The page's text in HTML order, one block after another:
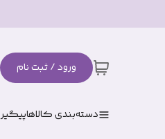
ورود / ثبت نام
دسته‌بندی کالاها